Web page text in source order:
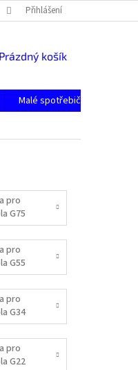
Přihlášení
NÁKUPNÍ
Prázdný košík
Malé spotřebiče
pro
G75
pro
G55
pro
G34
pro
G22